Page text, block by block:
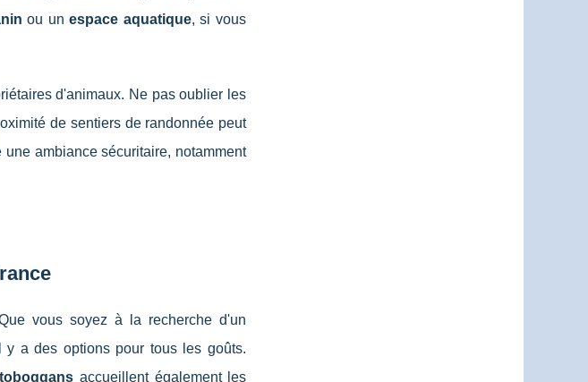
ou unespace aquatique, si vous
d'animaux. Ne pas oublier les
de sentiers de randonnée peut
ambiance sécuritaire, notamment
vous soyez à la recherche d'un
a des options pour tous les goûts.
toboggans accueillent également les